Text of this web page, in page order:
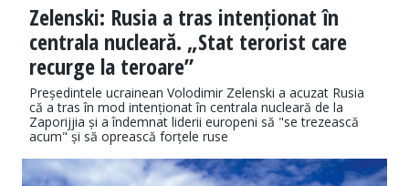
Zelenski: Rusia a tras intenționat în
centrala nucleară. „Stat terorist care
recurge la teroare”
Președintele ucrainean Volodimir Zelenski a acuzat Rusia
că a tras în mod intenționat în centrala nucleară de la
Zaporijjia și a îndemnat liderii europeni să "se trezească
acum" și să oprească forțele ruse